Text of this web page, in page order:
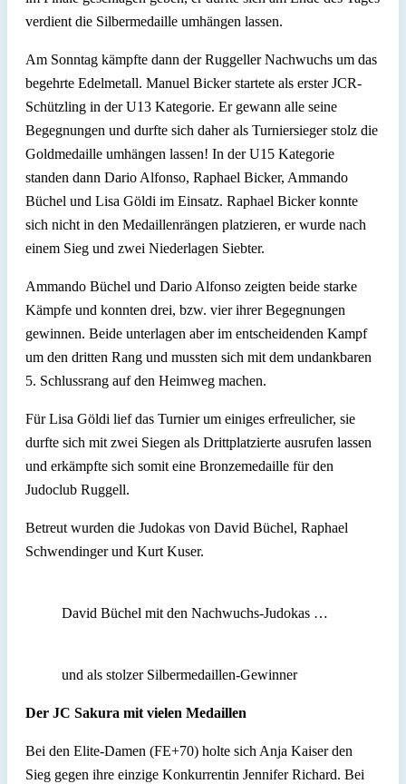
verdient die Silbermedaille umhängen lassen.
Am Sonntag kämpfte dann der Ruggeller Nachwuchs um das
begehrte Edelmetall. Manuel Bicker startete als erster JCR-
Schützling in der U13 Kategorie. Er gewann alle seine
Begegnungen und durfte sich daher als Turniersieger stolz die
Goldmedaille umhängen lassen! In der U15 Kategorie
standen dann Dario Alfonso, Raphael Bicker, Ammando
Büchel und Lisa Göldi im Einsatz. Raphael Bicker konnte
sich nicht in den Medaillenrängen platzieren, er wurde nach
einem Sieg und zwei Niederlagen Siebter.
Ammando Büchel und Dario Alfonso zeigten beide starke
Kämpfe und konnten drei, bzw. vier ihrer Begegnungen
gewinnen. Beide unterlagen aber im entscheidenden Kampf
um den dritten Rang und mussten sich mit dem undankbaren
5. Schlussrang auf den Heimweg machen.
Für Lisa Göldi lief das Turnier um einiges erfreulicher, sie
durfte sich mit zwei Siegen als Drittplatzierte ausrufen lassen
und erkämpfte sich somit eine Bronzemedaille für den
Judoclub Ruggell.
Betreut wurden die Judokas von David Büchel, Raphael
Schwendinger und Kurt Kuser.
David Büchel mit den Nachwuchs-Judokas …
und als stolzer Silbermedaillen-Gewinner
Der JC Sakura mit vielen Medaillen
Bei den Elite-Damen (FE+70) holte sich Anja Kaiser den
Sieg gegen ihre einzige Konkurrentin Jennifer Richard. Bei